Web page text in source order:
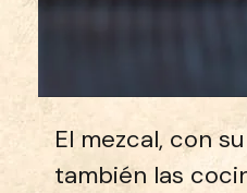
El mezcal, con
también las